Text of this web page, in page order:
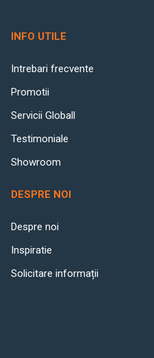
INFO UTILE
Intrebari frecvente
Promotii
Servicii Globall
Testimoniale
Showroom
DESPRE NOI
Despre noi
Inspiratie
Solicitare informații